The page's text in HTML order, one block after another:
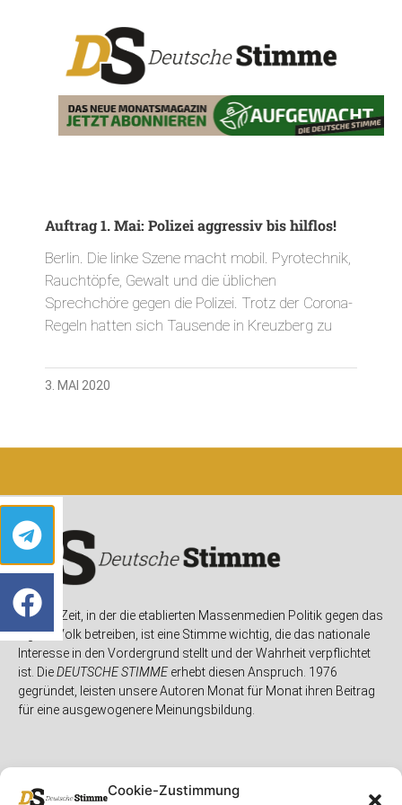
Cookie-Zustimmung
Auftrag 1. Mai: Polizei aggressiv bis hilflos!
Berlin. Die linke Szene macht mobil. Pyrotechnik,
Rauchtöpfe, Gewalt und die üblichen
Sprechchöre gegen die Polizei. Trotz der Corona-
Regeln hatten sich Tausende in Kreuzberg zu
3. MAI 2020
In einer Zeit, in der die etablierten Massenmedien Politik gegen das
eigene Volk betreiben, ist eine Stimme wichtig, die das nationale
Interesse in den Vordergrund stellt und der Wahrheit verpflichtet
ist. DieDEUTSCHE STIMMEerhebt diesen Anspruch. 1976
gegründet, leisten unsere Autoren Monat für Monat ihren Beitrag
für eine ausgewogenere Meinungsbildung.